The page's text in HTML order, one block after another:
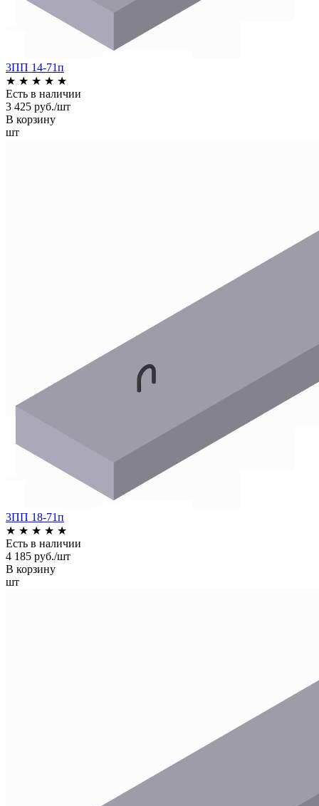
3ПП 14-71п
★ ★ ★ ★ ★
Есть в наличии
3 425 руб./шт
В корзину
шт
3ПП 18-71п
★ ★ ★ ★ ★
Есть в наличии
4 185 руб./шт
В корзину
шт